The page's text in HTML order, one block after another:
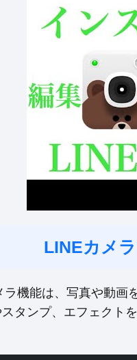
LINEカメ
ラ機能は、写真や動画
タンプ、エフェクト